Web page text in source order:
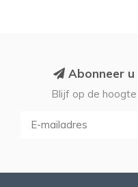
Abonneer u
Blijf op de